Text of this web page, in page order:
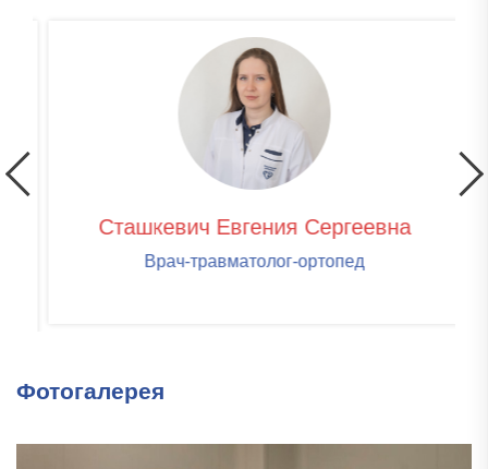
Сташкевич Евгения Сергеевна
Врач-травматолог-ортопед
Фотогалерея